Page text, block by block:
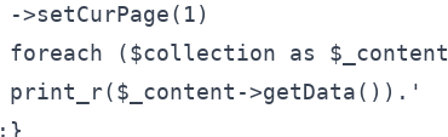
->setCurPage(1)
foreach ($collection as $_content
print_r($_content ->getData()). '
;}